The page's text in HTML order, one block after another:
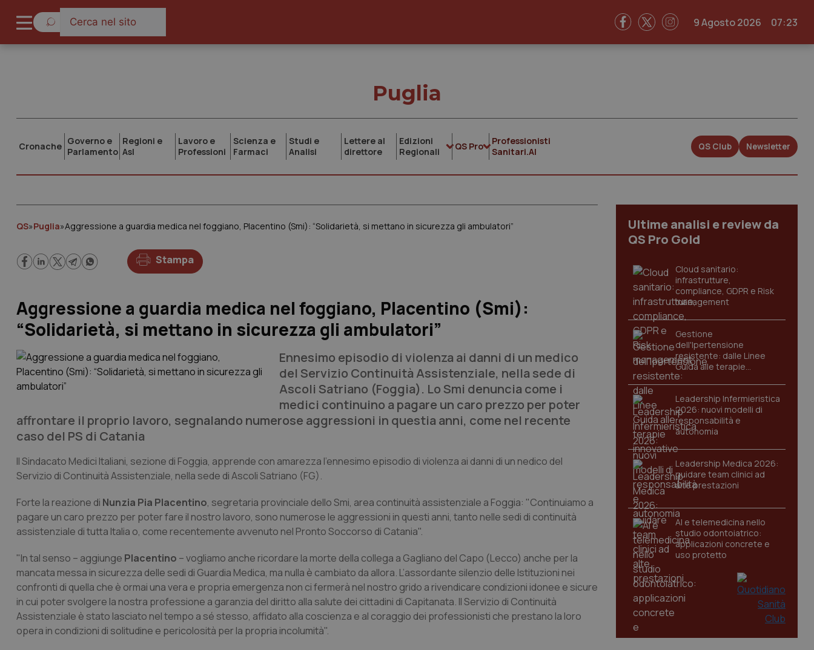
9 Agosto 2026 07:23
Puglia
Cronache Governo e
Parlamento
Regioni e
Asl
Lavoro e
Professioni
Scienza e
Farmaci
Studi e
Analisi
Lettere al
direttore
Edizioni
Regionali
QS Pro
Professionisti
Sanitari.AI
QS Club Newsletter
QS»Puglia»Aggressione a guardia medica nel foggiano, Placentino (Smi): “Solidarietà, si mettano in sicurezza gli ambulatori”
Stampa
Aggressione a guardia medica nel foggiano, Placentino (Smi):
“Solidarietà, si mettano in sicurezza gli ambulatori”
Ennesimo episodio di violenza ai danni di un medico
del Servizio Continuità Assistenziale, nella sede di
Ascoli Satriano (Foggia). Lo Smi denuncia come i
medici continuino a pagare un caro prezzo per poter
affrontare il proprio lavoro, segnalando numerose aggressioni in questia anni, come nel recente
caso del PS di Catania
Il Sindacato Medici Italiani, sezione di Foggia, apprende con amarezza l’ennesimo episodio di violenza ai danni di un nedico del
Servizio di Continuità Assistenziale, nella sede di Ascoli Satriano (FG).
Forte la reazione di Nunzia Pia Placentino, segretaria provinciale dello Smi, area continuità assistenziale a Foggia: "Continuiamo a
pagare un caro prezzo per poter fare il nostro lavoro, sono numerose le aggressioni in questi anni, tanto nelle sedi di continuità
assistenziale di tutta Italia o, come recentemente avvenuto nel Pronto Soccorso di Catania".
"In tal senso – aggiunge Placentino – vogliamo anche ricordare la morte della collega a Gagliano del Capo (Lecco) anche per la
mancata messa in sicurezza delle sedi di Guardia Medica, ma nulla è cambiato da allora. L’assordante silenzio delle Istituzioni nei
confronti di quella che è ormai una vera e propria emergenza non ci fermerà nel nostro grido a rivendicare condizioni idonee e sicure
in cui poter svolgere la nostra professione a garanzia del diritto alla salute dei cittadini di Capitanata. Il Servizio di Continuità
Assistenziale è stato lasciato nel tempo a sé stesso, affidato alla coscienza e al coraggio dei professionisti che prestano la loro
opera in condizioni di solitudine e pericolosità per la propria incolumità".
Ultime analisi e review da
QS Pro Gold
Cloud sanitario:
infrastrutture,
compliance, GDPR e Risk
management
Gestione
dell'Ipertensione
resistente: dalle Linee
Guida alle terapie
innovative
Leadership Infermieristica
2026: nuovi modelli di
responsabilità e
autonomia
Leadership Medica 2026:
guidare team clinici ad
alte prestazioni
AI e telemedicina nello
studio odontoiatrico:
applicazioni concrete e
uso protetto